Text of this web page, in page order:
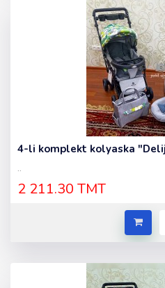
4-li komplekt kolyaska
..
2 211.30 TMT